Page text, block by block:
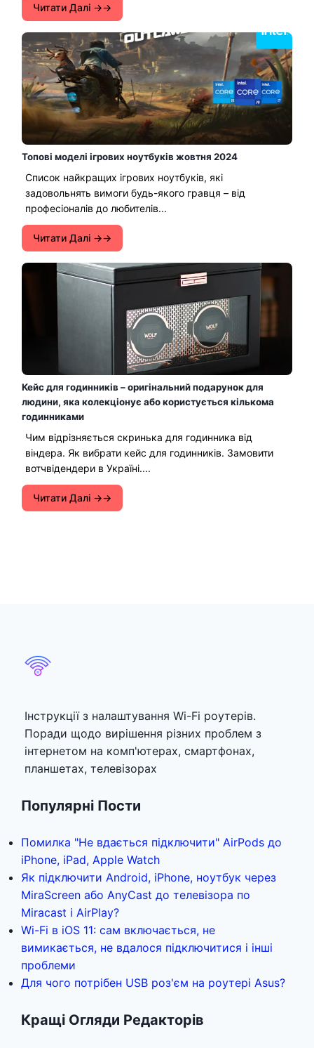
Читати Далі →
Топові моделі ігрових ноутбуків жовтня 2024
Список найкращих ігрових ноутбуків, які
задовольнять вимоги будь-якого гравця – від
професіоналів до любителів...
Читати Далі →
Кейс для годинників – оригінальний подарунок для
людини, яка колекціонує або користується кількома
годинниками
Чим відрізняється скринька для годинника від
віндера. Як вибрати кейс для годинників. Замовити
вотчвідендери в Україні....
Читати Далі →
Інструкції з налаштування Wi-Fi роутерів.
Поради щодо вирішення різних проблем з
інтернетом на комп'ютерах, смартфонах,
планшетах, телевізорах
Популярні Пости
Помилка "Не вдається підключити" AirPods до
iPhone, iPad, Apple Watch
Як підключити Android, iPhone, ноутбук через
MiraScreen або AnyCast до телевізора по
Miracast і AirPlay?
Wi-Fi в iOS 11: сам включається, не
вимикається, не вдалося підключитися і інші
проблеми
Для чого потрібен USB роз'єм на роутері Asus?
Кращі Огляди Редакторів